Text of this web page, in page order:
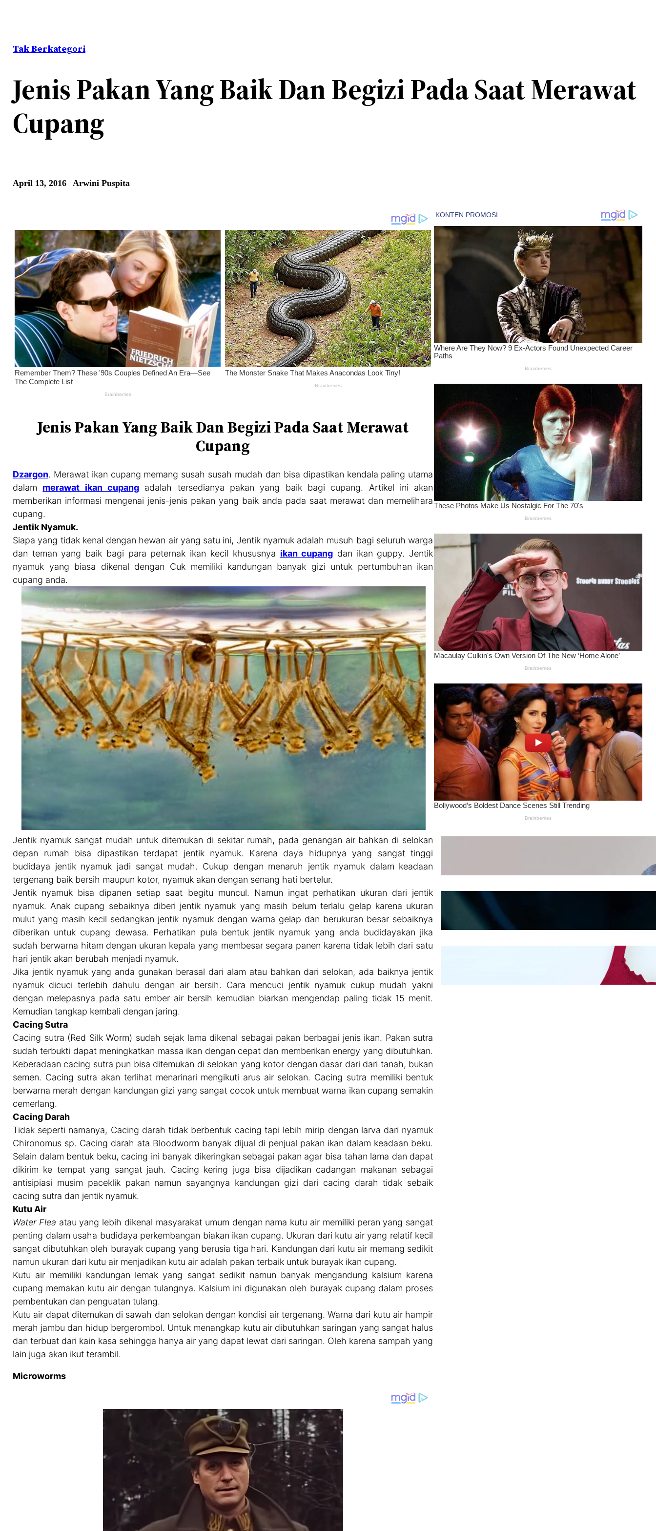
Tak Berkategori
Jenis Pakan Yang Baik Dan Begizi Pada Saat Merawat
Cupang
April 13, 2016 Arwini Puspita
Jenis Pakan Yang Baik Dan Begizi Pada Saat Merawat
Cupang
Dzargon. Merawat ikan cupang memang susah susah mudah dan bisa dipastikan kendala paling utama
dalam merawat ikan cupangadalah tersedianya pakan yang baik bagi cupang. Artikel ini akan
memberikan informasi mengenai jenis-jenis pakan yang baik anda pada saat merawat dan memelihara
cupang.
Jentik Nyamuk.
Siapa yang tidak kenal dengan hewan air yang satu ini, Jentik nyamuk adalah musuh bagi seluruh warga
dan teman yang baik bagi para peternak ikan kecil khususnya ikan cupang dan ikan guppy. Jentik
nyamuk yang biasa dikenal dengan Cuk memiliki kandungan banyak gizi untuk pertumbuhan ikan
cupang anda.
Jentik nyamuk sangat mudah untuk ditemukan di sekitar rumah, pada genangan air bahkan di selokan
depan rumah bisa dipastikan terdapat jentik nyamuk. Karena daya hidupnya yang sangat tinggi
budidaya jentik nyamuk jadi sangat mudah. Cukup dengan menaruh jentik nyamuk dalam keadaan
tergenang baik bersih maupun kotor, nyamuk akan dengan senang hati bertelur.
Jentik nyamuk bisa dipanen setiap saat begitu muncul. Namun ingat perhatikan ukuran dari jentik
nyamuk. Anak cupang sebaiknya diberi jentik nyamuk yang masih belum terlalu gelap karena ukuran
mulut yang masih kecil sedangkan jentik nyamuk dengan warna gelap dan berukuran besar sebaiknya
diberikan untuk cupang dewasa. Perhatikan pula bentuk jentik nyamuk yang anda budidayakan jika
sudah berwarna hitam dengan ukuran kepala yang membesar segara panen karena tidak lebih dari satu
hari jentik akan berubah menjadi nyamuk.
Jika jentik nyamuk yang anda gunakan berasal dari alam atau bahkan dari selokan, ada baiknya jentik
nyamuk dicuci terlebih dahulu dengan air bersih. Cara mencuci jentik nyamuk cukup mudah yakni
dengan melepasnya pada satu ember air bersih kemudian biarkan mengendap paling tidak 15 menit.
Kemudian tangkap kembali dengan jaring.
Cacing Sutra
Cacing sutra (Red Silk Worm) sudah sejak lama dikenal sebagai pakan berbagai jenis ikan. Pakan sutra
sudah terbukti dapat meningkatkan massa ikan dengan cepat dan memberikan energy yang dibutuhkan.
Keberadaan cacing sutra pun bisa ditemukan di selokan yang kotor dengan dasar dari dari tanah, bukan
semen. Cacing sutra akan terlihat menarinari mengikuti arus air selokan. Cacing sutra memiliki bentuk
berwarna merah dengan kandungan gizi yang sangat cocok untuk membuat warna ikan cupang semakin
cemerlang.
Cacing Darah
Tidak seperti namanya, Cacing darah tidak berbentuk cacing tapi lebih mirip dengan larva dari nyamuk
Chironomus sp. Cacing darah ata Bloodworm banyak dijual di penjual pakan ikan dalam keadaan beku.
Selain dalam bentuk beku, cacing ini banyak dikeringkan sebagai pakan agar bisa tahan lama dan dapat
dikirim ke tempat yang sangat jauh. Cacing kering juga bisa dijadikan cadangan makanan sebagai
antisipiasi musim paceklik pakan namun sayangnya kandungan gizi dari cacing darah tidak sebaik
cacing sutra dan jentik nyamuk.
Kutu Air
Water Flea atau yang lebih dikenal masyarakat umum dengan nama kutu air memiliki peran yang sangat
penting dalam usaha budidaya perkembangan biakan ikan cupang. Ukuran dari kutu air yang relatif kecil
sangat dibutuhkan oleh burayak cupang yang berusia tiga hari. Kandungan dari kutu air memang sedikit
namun ukuran dari kutu air menjadikan kutu air adalah pakan terbaik untuk burayak ikan cupang.
Kutu air memiliki kandungan lemak yang sangat sedikit namun banyak mengandung kalsium karena
cupang memakan kutu air dengan tulangnya. Kalsium ini digunakan oleh burayak cupang dalam proses
pembentukan dan penguatan tulang.
Kutu air dapat ditemukan di sawah dan selokan dengan kondisi air tergenang. Warna dari kutu air hampir
merah jambu dan hidup bergerombol. Untuk menangkap kutu air dibutuhkan saringan yang sangat halus
dan terbuat dari kain kasa sehingga hanya air yang dapat lewat dari saringan. Oleh karena sampah yang
lain juga akan ikut terambil.
Microworms
Wanita Pamer Pakaian
Kepribadian
Mengintip Kepribadian
Wanita Dari Warna Bra